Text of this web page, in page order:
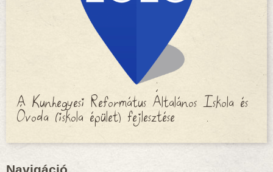
A Kunhegyesi Református Általános Iskola és
Óvoda (iskola épület) fejlesztése